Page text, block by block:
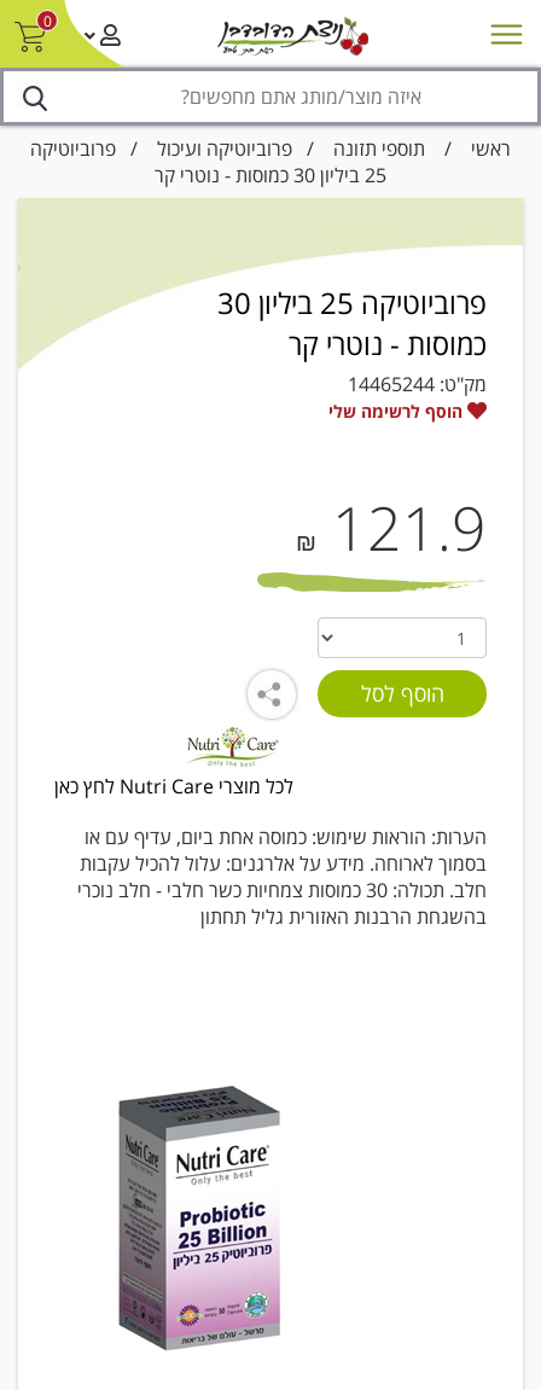
0
מבצעים סניפים צור קשר/ביטול הזמנה
ראשי / תוספי תזונה / פרוביוטיקה ועיכול / פרוביוטיקה
25 ביליון 30 כמוסות - נוטרי קר
פרוביוטיקה 25 ביליון 30
כמוסות - נוטרי קר
מק"ט: 14465244
הוסף לרשימה שלי
121.9
₪
לכל מוצרי Nutri Care לחץ כאן
הערות: הוראות שימוש: כמוסה אחת ביום, עדיף עם או
בסמוך לארוחה. מידע על אלרגנים: עלול להכיל עקבות
חלב. תכולה: 30 כמוסות צמחיות כשר חלבי - חלב נוכרי
בהשגחת הרבנות האזורית גליל תחתון